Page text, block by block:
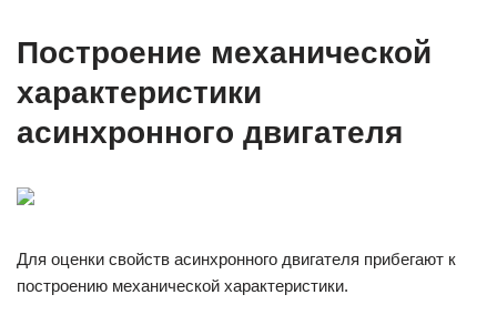
Построение механической
характеристики
асинхронного двигателя
Для оценки свойств асинхронного двигателя прибегают к
построению механической характеристики.